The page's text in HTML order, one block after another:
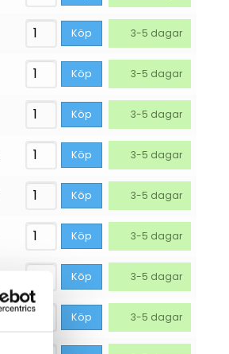
Köp 3-5 dagar
Köp 3-5 dagar
Köp 3-5 dagar
Köp 3-5 dagar
Köp 3-5 dagar
Köp 3-5 dagar
Köp 3-5 dagar
Köp 3-5 dagar